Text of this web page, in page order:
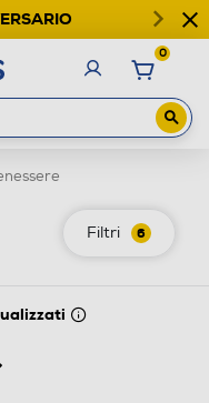
0
Filtri 6